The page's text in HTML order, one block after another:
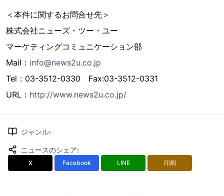
＜本件に関するお問合せ先＞
株式会社ニューズ・ツー・ユー
マーケティングコミュニケーション部
Mail： info@news2u.co.jp
Tel：03-3512-0330 Fax:03-3512-0331
URL： http://www.news2u.co.jp/
ジャンル:
ニュースのシェア:
X Facebook LINE 印刷